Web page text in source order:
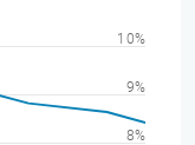
8%
9%
10%